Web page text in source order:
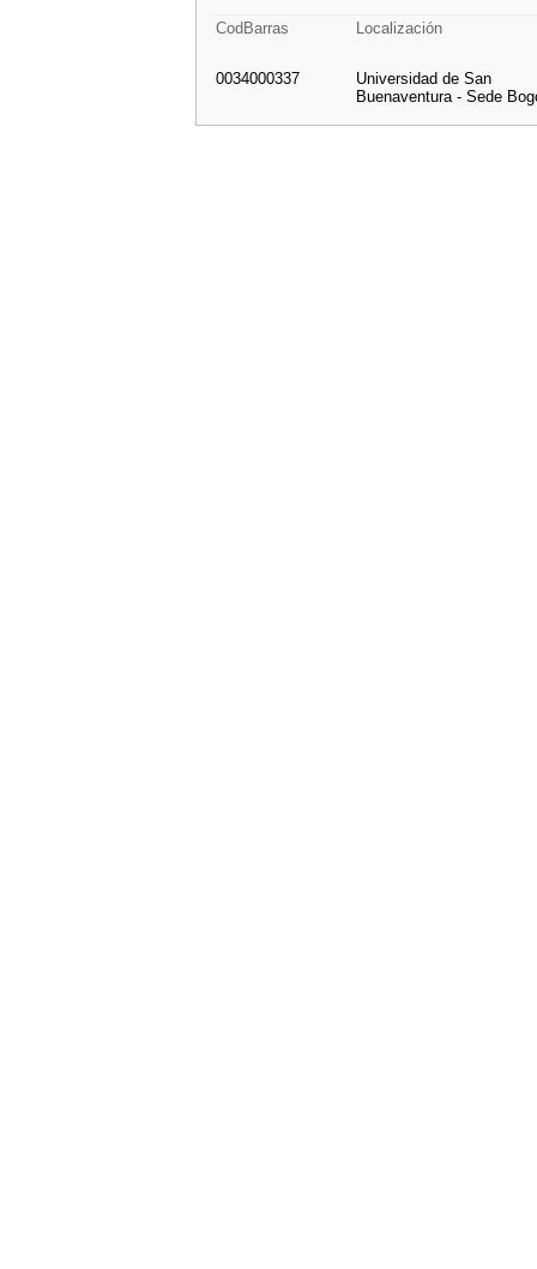
CodBarras Localización
0034000337
Universidad de San
Buenaventura - Sede